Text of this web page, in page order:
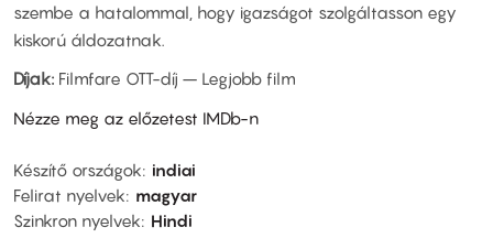
szembe a hatalommal, hogy igazságot szolgáltasson egy
kiskorú áldozatnak.
Díjak: Filmfare OTT-díj – Legjobb film
Nézze meg az előzetest IMDb-n
Készítő országok
indiai
Felirat nyelvek
magyar
Szinkron nyelvek
Hindi